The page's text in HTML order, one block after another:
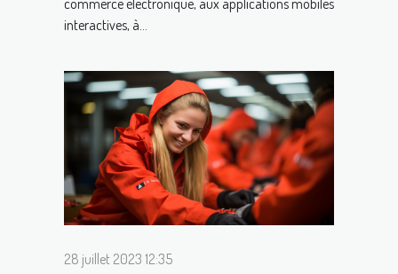
commerce électronique, aux applications mobiles
interactives, à...
28 juillet 2023 12:35